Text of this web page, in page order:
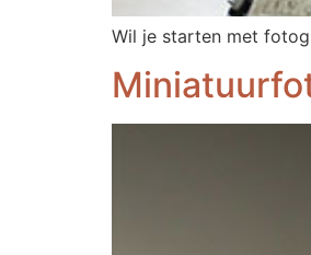
Wil je starten met